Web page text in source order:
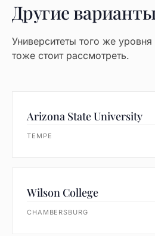
Другие варианты
Университеты того же
тоже стоит рассмотреть.
Arizona State University
TEMPE
Wilson College
CHAMBERSBURG